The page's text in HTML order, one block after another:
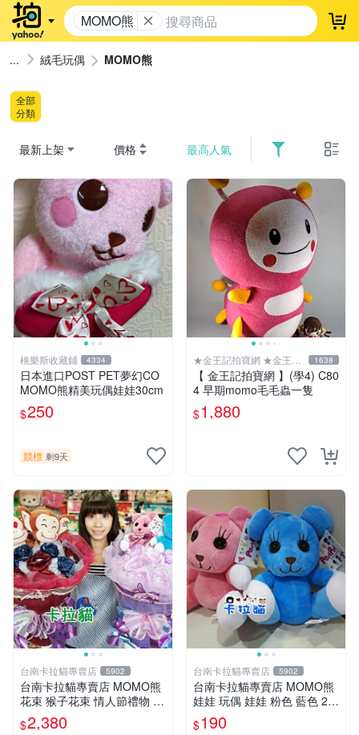
MOMO熊 登
絨毛玩偶 MOMO熊
全部
分類
最新上架 價格 最高人氣
桃樂斯收藏鋪 4334
日本進口POST PET夢幻CO
MOMO熊精美玩偶娃娃30cm
$250
競標 剩9天
★金王記拍寶網 ★金王記
拍寶趣
1638
【 金王記拍寶網 】(學4) C80
4 早期momo毛毛蟲一隻
$1,880
台南卡拉貓專賣店 5902
台南卡拉貓專賣店 MOMO熊
花束 猴子花束 情人節禮物 二
選一 可繡字 可今天寄明天到
$2,380
台南卡拉貓專賣店 5902
台南卡拉貓專賣店 MOMO熊
娃娃 玩偶 娃娃 粉色 藍色 2色
分售
$190